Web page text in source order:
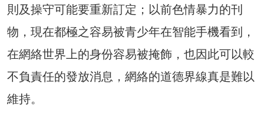
則及操守可能要重新訂定；以前色情暴力的刊
物，現在都極之容易被青少年在智能手機看到，
在網絡世界上的身份容易被掩飾，也因此可以較
不負責任的發放消息，網絡的道德界線真是難以
維持。